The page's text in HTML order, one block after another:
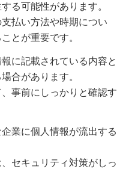
る可能性があります。
払い方法や時期につい
とが重要です。
報に記載されている内容と
合があります。
事前にしっかりと確認す
企業に個人情報が流出する
セキュリティ対策がしっ